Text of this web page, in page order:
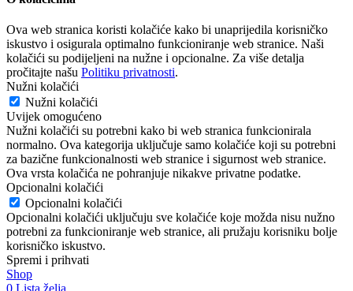
Ova web stranica koristi kolačiće kako bi unaprijedila korisničko
iskustvo i osigurala optimalno funkcioniranje web stranice. Naši
kolačići su podijeljeni na nužne i opcionalne. Za više detalja
pročitajte našu Politiku privatnosti.
Nužni kolačići
Nužni kolačići
Uvijek omogućeno
Nužni kolačići su potrebni kako bi web stranica funkcionirala
normalno. Ova kategorija uključuje samo kolačiće koji su potrebni
za bazične funkcionalnosti web stranice i sigurnost web stranice.
Ova vrsta kolačića ne pohranjuje nikakve privatne podatke.
Opcionalni kolačići
Opcionalni kolačići
Opcionalni kolačići uključuju sve kolačiće koje možda nisu nužno
potrebni za funkcioniranje web stranice, ali pružaju korisniku bolje
korisničko iskustvo.
Spremi i prihvati
Shop
0 Lista želja